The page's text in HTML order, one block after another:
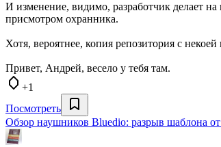
И изменение, видимо, разработчик делает
присмотром охранника.
Хотя, вероятнее, копия репозитория с
Привет, Андрей, весело у тебя там.
+1
Посмотреть
Обзор наушников Bluedio: разрыв шаблона от